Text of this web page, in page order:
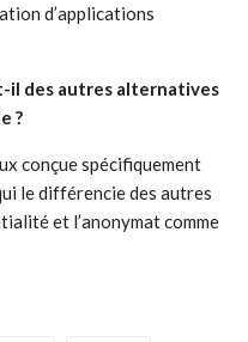
d’applications
il des autres alternatives
?
conçue spécifiquement
le différencie des autres
et l’anonymat comme